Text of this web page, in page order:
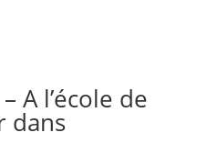
A l’école de
dans